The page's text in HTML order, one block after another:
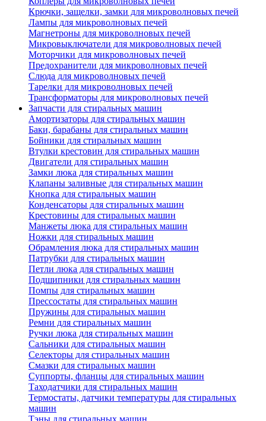
Крючки, защелки, замки для микроволновых печей
Лампы для микроволновых печей
Магнетроны для микроволновых печей
Микровыключатели для микроволновых печей
Моторчики для микроволновых печей
Предохранители для микроволновых печей
Слюда для микроволновых печей
Тарелки для микроволновых печей
Трансформаторы для микроволновых печей
Запчасти для стиральных машин
Амортизаторы для стиральных машин
Баки, барабаны для стиральных машин
Бойники для стиральных машин
Втулки крестовин для стиральных машин
Двигатели для стиральных машин
Замки люка для стиральных машин
Клапаны заливные для стиральных машин
Кнопка для стиральных машин
Конденсаторы для стиральных машин
Крестовины для стиральных машин
Манжеты люка для стиральных машин
Ножки для стиральных машин
Обрамления люка для стиральных машин
Патрубки для стиральных машин
Петли люка для стиральных машин
Подшипники для стиральных машин
Помпы для стиральных машин
Прессостаты для стиральных машин
Пружины для стиральных машин
Ремни для стиральных машин
Ручки люка для стиральных машин
Сальники для стиральных машин
Селекторы для стиральных машин
Смазки для стиральных машин
Суппорты, фланцы для стиральных машин
Таходатчики для стиральных машин
Термостаты, датчики температуры для стиральных
машин
Тэны для стиральных машин